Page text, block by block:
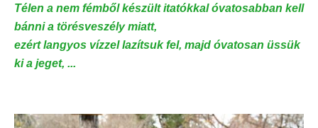
Télen a nem fémből készült itatókkal óvatosabban kell
bánni a törésveszély miatt,
ezért langyos vízzel lazítsuk fel, majd óvatosan üssük
ki a jeget, ...